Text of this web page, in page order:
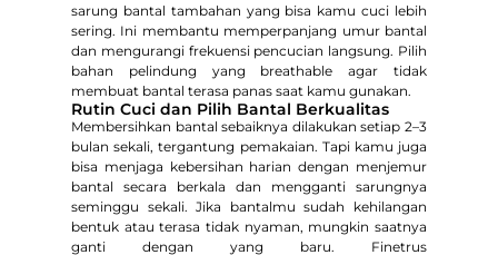
sarung bantal tambahan yang bisa kamu cuci lebih
sering. Ini membantu memperpanjang umur bantal
dan mengurangi frekuensi pencucian langsung. Pilih
bahan pelindung yang breathable agar tidak
membuat bantal terasa panas saat kamu gunakan.
Rutin Cuci dan Pilih Bantal Berkualitas
Membersihkan bantal sebaiknya dilakukan setiap 2–3
bulan sekali, tergantung pemakaian. Tapi kamu juga
bisa menjaga kebersihan harian dengan menjemur
bantal secara berkala dan mengganti sarungnya
seminggu sekali. Jika bantalmu sudah kehilangan
bentuk atau terasa tidak nyaman, mungkin saatnya
ganti dengan yang baru. Finetrus